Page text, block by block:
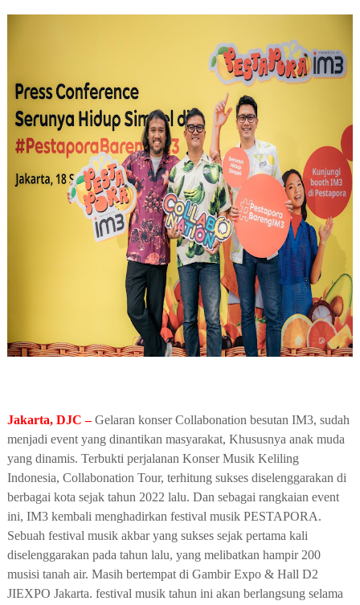
Jakarta, DJC – Gelaran konser Collabonation besutan IM3, sudah
menjadi event yang dinantikan masyarakat, Khususnya anak muda
yang dinamis. Terbukti perjalanan Konser Musik Keliling
Indonesia, Collabonation Tour, terhitung sukses diselenggarakan di
berbagai kota sejak tahun 2022 lalu. Dan sebagai rangkaian event
ini, IM3 kembali menghadirkan festival musik PESTAPORA.
Sebuah festival musik akbar yang sukses sejak pertama kali
diselenggarakan pada tahun lalu, yang melibatkan hampir 200
musisi tanah air. Masih bertempat di Gambir Expo & Hall D2
JIEXPO Jakarta. festival musik tahun ini akan berlangsung selama